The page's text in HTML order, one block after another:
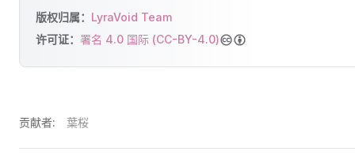
版权归属： LyraVoid Team
许可证： 署名 4.0 国际 (CC-BY-4.0)
贡献者: 葉桜